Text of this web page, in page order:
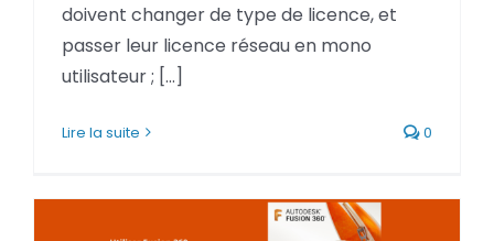
doivent changer de type de licence, et
passer leur licence réseau en mono
utilisateur ; [...]
Lire la suite 0